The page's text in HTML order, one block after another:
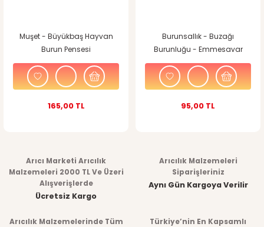
Muşet - Büyükbaş Hayvan
Burun Pensesi
165,00 TL
Burunsallık - Buzağı
Burunluğu - Emmesavar
95,00 TL
Arıcı Marketi Arıcılık
Malzemeleri 2000 TL Ve Üzeri
Alışverişlerde
Ücretsiz Kargo
Arıcılık Malzemeleri
Siparişleriniz
Aynı Gün Kargoya Verilir
Arıcılık Malzemelerinde Tüm
Türkiye’nin En Kapsamlı